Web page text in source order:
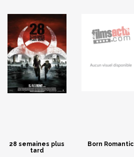
28 semaines plus
tard
Born Romantic